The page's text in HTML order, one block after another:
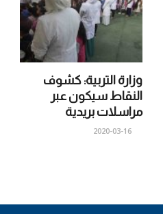
وزارة التربية: كشوف
النقاط سيكون عبر
مراسلات بريدية
2020-03-16